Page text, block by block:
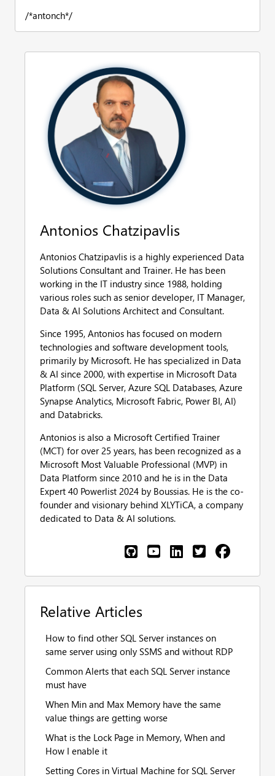
/*antonch*/
Antonios Chatzipavlis
Antonios Chatzipavlis is a highly experienced Data
Solutions Consultant and Trainer. He has been
working in the IT industry since 1988, holding
various roles such as senior developer, IT Manager,
Data & AI Solutions Architect and Consultant.
Since 1995, Antonios has focused on modern
technologies and software development tools,
primarily by Microsoft. He has specialized in Data
& AI since 2000, with expertise in Microsoft Data
Platform (SQL Server, Azure SQL Databases, Azure
Synapse Analytics, Microsoft Fabric, Power BI, AI)
and Databricks.
Antonios is also a Microsoft Certified Trainer
(MCT) for over 25 years, has been recognized as a
Microsoft Most Valuable Professional (MVP) in
Data Platform since 2010 and he is in the Data
Expert 40 Powerlist 2024 by Boussias. He is the co-
founder and visionary behind XLYTiCA, a company
dedicated to Data & AI solutions.
Relative Articles
How to find other SQL Server instances on
same server using only SSMS and without RDP
Common Alerts that each SQL Server instance
must have
When Min and Max Memory have the same
value things are getting worse
What is the Lock Page in Memory, When and
How I enable it
Setting Cores in Virtual Machine for SQL Server